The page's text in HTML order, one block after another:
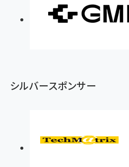
シルバースポンサー